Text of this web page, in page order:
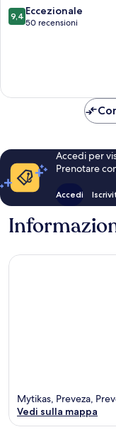
9.4
su
9,4 Eccezionale
50 recensioni
Accedi per
Prenotare
Accedi
Mytikas, Preveza,
Vedi sulla mappa